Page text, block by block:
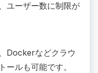
ユーザー数に制限が
Dockerなどクラウ
ールも可能です。